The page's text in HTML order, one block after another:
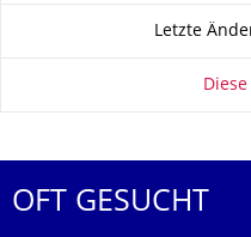
Letzte
OFT GESUCHT